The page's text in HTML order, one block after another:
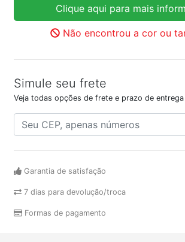
Clique aqui para mais
Não encontrou a cor ou
Simule seu frete
Veja todas opções de frete e prazo de entrega
Garantia de satisfação
7 dias para devolução/troca
Formas de pagamento